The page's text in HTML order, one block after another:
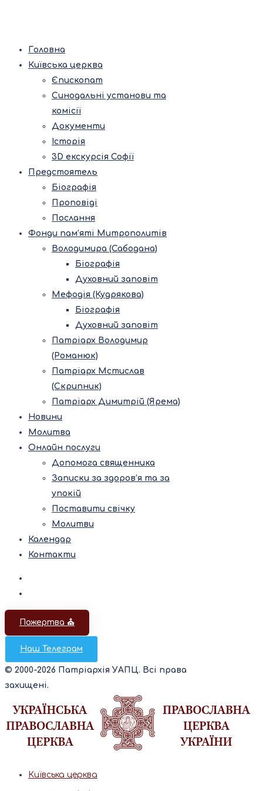
Головна
Київська церква
Єпископат
Синодальні установи та
комісії
Документи
Історія
3D екскурсія Софії
Предстоятель
Біографія
Проповіді
Послання
Фонди пам’яті Митрополитів
Володимира (Сабодана)
Біографія
Духовний заповіт
Мефодія (Кудрякова)
Біографія
Духовний заповіт
Патріарх Володимир
(Романюк)
Патріарх Мстислав
(Скрипник)
Патріарх Димитрій (Ярема)
Новини
Молитва
Онлайн послуги
Допомога священника
Записки за здоров’я та за
упокій
Поставити свічку
Молитви
Календар
Контакти
Пожертва ⛪️
Наш Телеграм
© 2000-2026 Патріархія УАПЦ. Всі права
захищені.
Київська церква